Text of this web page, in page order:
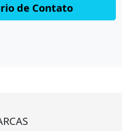
de Contato